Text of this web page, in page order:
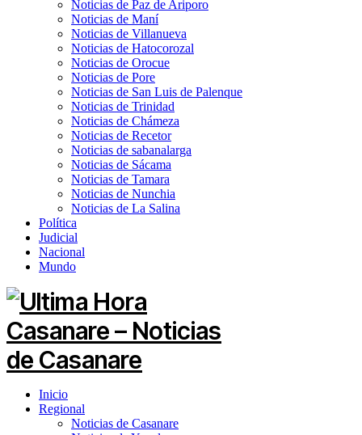
Noticias de Paz de Ariporo
Noticias de Maní
Noticias de Villanueva
Noticias de Hatocorozal
Noticias de Orocue
Noticias de Pore
Noticias de San Luis de Palenque
Noticias de Trinidad
Noticias de Chámeza
Noticias de Recetor
Noticias de sabanalarga
Noticias de Sácama
Noticias de Tamara
Noticias de Nunchia
Noticias de La Salina
Política
Judicial
Nacional
Mundo
Inicio
Regional
Noticias de Casanare